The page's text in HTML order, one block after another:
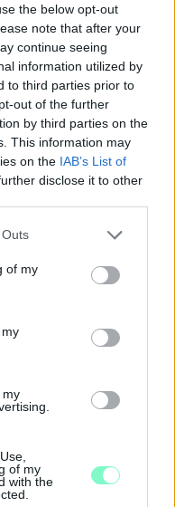
the below opt-out
note that after your
continue seeing
information utilized by
to third parties prior to
out of the further
by third parties on the
This information may
on the IAB’s List of
disclose it to other
one or more Google
You may click to
its third-party tags to
in below Google
of my
my
of my
with the
ILYEN ALACSONY AZ
éves
az élelmiszerek ára
Szólj hozzá!